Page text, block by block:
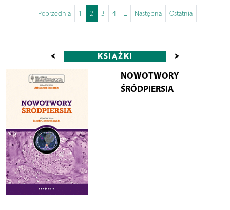
Poprzednia 1 2 3 4 ... Następna Ostatnia
< KSIĄŻKI >
NOWOTWORY
ŚRÓDPIERSIA